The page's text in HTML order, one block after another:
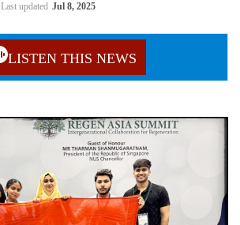
Last updated Jul 8, 2025
LISTEN THIS NEWS